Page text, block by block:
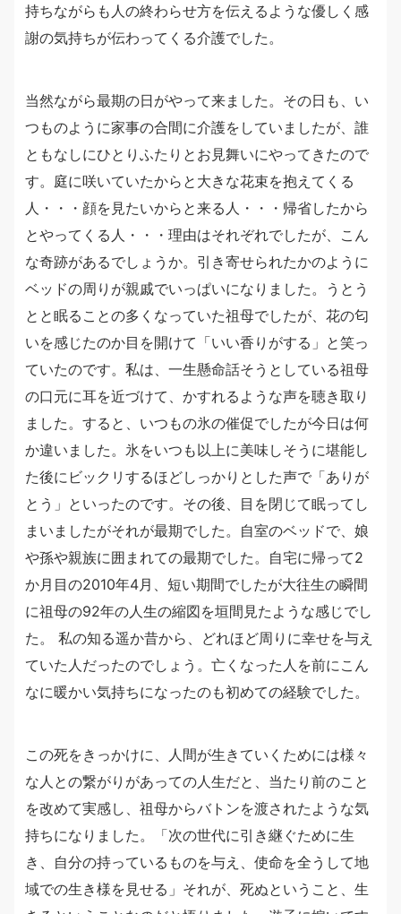
持ちながらも人の終わらせ方を伝えるような優しく感
謝の気持ちが伝わってくる介護でした。
当然ながら最期の日がやって来ました。その日も、い
つものように家事の合間に介護をしていましたが、誰
ともなしにひとりふたりとお見舞いにやってきたので
す。庭に咲いていたからと大きな花束を抱えてくる
人・・・顔を見たいからと来る人・・・帰省したから
とやってくる人・・・理由はそれぞれでしたが、こん
な奇跡があるでしょうか。引き寄せられたかのように
ベッドの周りが親戚でいっぱいになりました。うとう
とと眠ることの多くなっていた祖母でしたが、花の匂
いを感じたのか目を開けて「いい香りがする」と笑っ
ていたのです。私は、一生懸命話そうとしている祖母
の口元に耳を近づけて、かすれるような声を聴き取り
ました。すると、いつもの氷の催促でしたが今日は何
か違いました。氷をいつも以上に美味しそうに堪能し
た後にビックリするほどしっかりとした声で「ありが
とう」といったのです。その後、目を閉じて眠ってし
まいましたがそれが最期でした。自室のベッドで、娘
や孫や親族に囲まれての最期でした。自宅に帰って2
か月目の2010年4月、短い期間でしたが大往生の瞬間
に祖母の92年の人生の縮図を垣間見たような感じでし
た。 私の知る遥か昔から、どれほど周りに幸せを与え
ていた人だったのでしょう。亡くなった人を前にこん
なに暖かい気持ちになったのも初めての経験でした。
この死をきっかけに、人間が生きていくためには様々
な人との繋がりがあっての人生だと、当たり前のこと
を改めて実感し、祖母からバトンを渡されたような気
持ちになりました。「次の世代に引き継ぐために生
き、自分の持っているものを与え、使命を全うして地
域での生き様を見せる」それが、死ぬということ、生